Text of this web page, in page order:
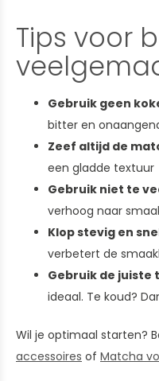
Tips voor
Gebruik geen
bitter en
Zeef altijd de
een gladde textuur
Gebruik niet te
verhoog naar
Klop stevig en
verbetert de
Gebruik de
ideaal. Te koud?
Wil je optimaal starten?
accessoires of Matcha